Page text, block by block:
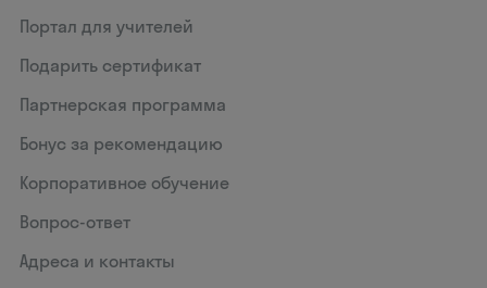
Портал для учителей
Подарить сертификат
Партнерская программа
Бонус за рекомендацию
Корпоративное обучение
Вопрос-ответ
Адреса и контакты